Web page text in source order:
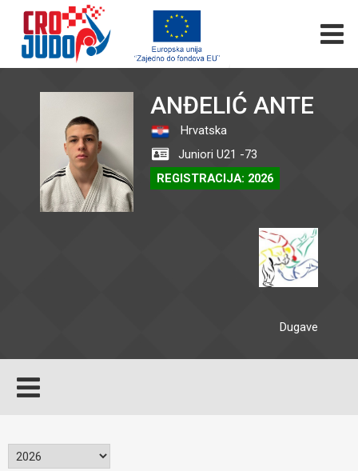
ANĐELIĆ ANTE
Hrvatska
Juniori U21 -73
REGISTRACIJA: 2026
Dugave